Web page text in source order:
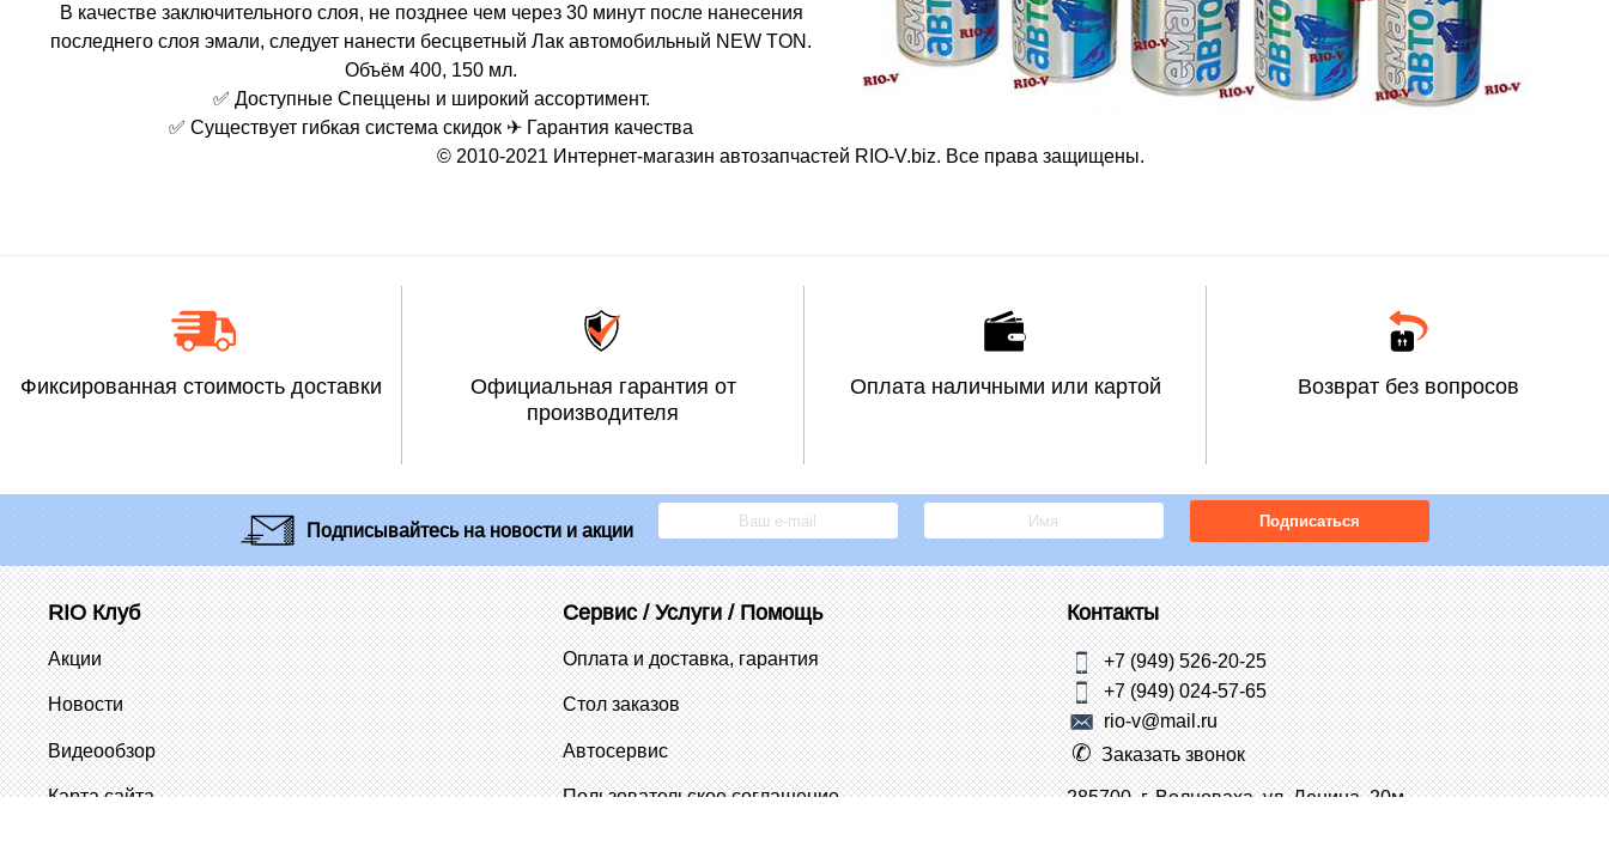
В качестве заключительного слоя, не позднее чем через 30 минут после нанесения
последнего слоя эмали, следует нанести бесцветный Лак автомобильный NEW TON.
Объём 400, 150 мл.
✅ Доступные Спеццены и широкий ассортимент.
✅ Существует гибкая система скидок ✈ Гарантия качества
© 2010-2021 Интернет-магазин автозапчастей RIO-V.biz. Все права защищены.
Фиксированная стоимость доставки
Официальная гарантия от
производителя
Оплата наличными или картой Возврат без вопросов
Подписывайтесьна новости и акции Подписаться
RIO Клуб
Акции
Новости
Видеообзор
Карта сайта
Сервис / Услуги / Помощь
Оплата и доставка, гарантия
Стол заказов
Автосервис
Пользовательское соглашение
Контакты
+7 (949) 526-20-25
+7 (949) 024-57-65
rio-v@mail.ru
Заказать звонок
285700, г. Волноваха, ул. Ленина, 20м